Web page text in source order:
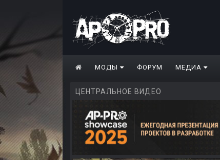
МОДЫ ФОРУМ МЕДИА
ЦЕНТРАЛЬНОЕ ВИДЕО